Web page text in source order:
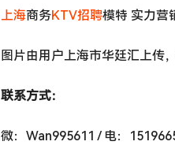
上海商务KTV招聘模特 实力营
图片由用户上海市华廷汇上传
联系方式：
微：Wan995611 / 电：